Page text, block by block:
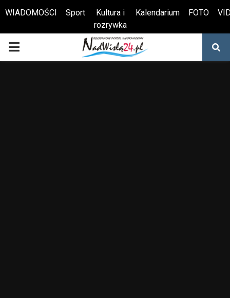
Otwórz pasek narzędzi
WIADOMOŚCI Sport
Kultura i
rozrywka
Kalendarium FOTO
PRIMARY